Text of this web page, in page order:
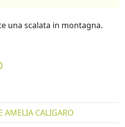
una scalata in montagna.
AMELIA CALIGARO